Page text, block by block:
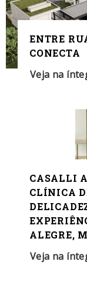
ENTRE
CONECTA
Veja na
CASALLI
CLÍNICA
ALEGRE,
Veja na